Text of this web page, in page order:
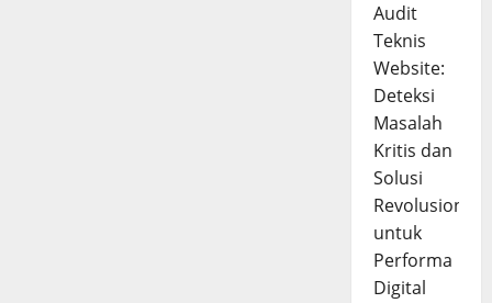
Audit
Teknis
Website:
Deteksi
Masalah
Kritis dan
Solusi
Revolusioner
untuk
Performa
Digital